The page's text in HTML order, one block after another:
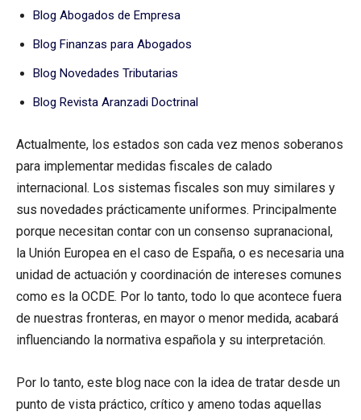
Blog Abogados de Empresa
Blog Finanzas para Abogados
Blog Novedades Tributarias
Blog Revista Aranzadi Doctrinal
Actualmente, los estados son cada vez menos soberanos
para implementar medidas fiscales de calado
internacional. Los sistemas fiscales son muy similares y
sus novedades prácticamente uniformes. Principalmente
porque necesitan contar con un consenso supranacional,
la Unión Europea en el caso de España, o es necesaria una
unidad de actuación y coordinación de intereses comunes
como es la OCDE. Por lo tanto, todo lo que acontece fuera
de nuestras fronteras, en mayor o menor medida, acabará
influenciando la normativa española y su interpretación.
Por lo tanto, este blog nace con la idea de tratar desde un
punto de vista práctico, crítico y ameno todas aquellas